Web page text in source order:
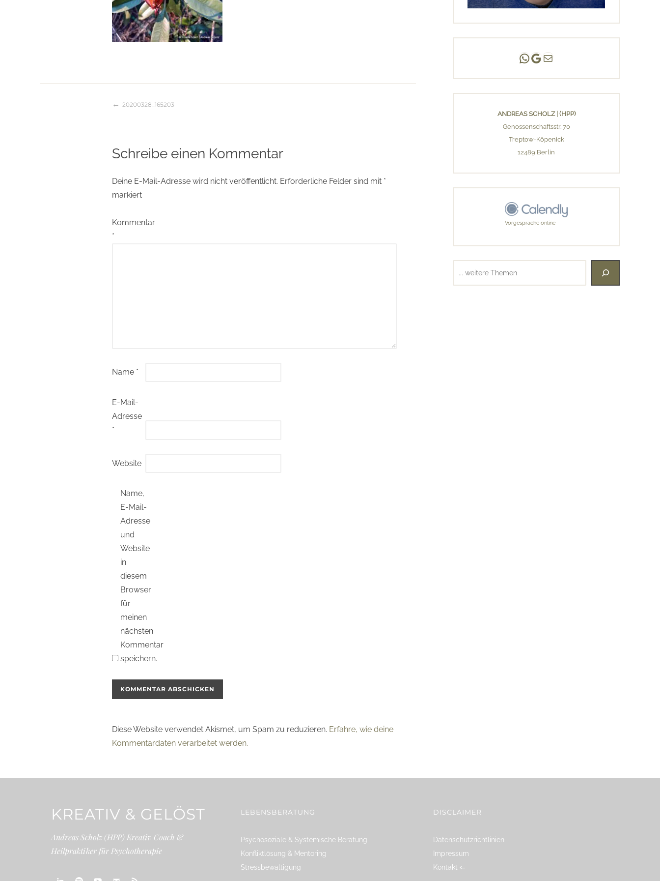
Beitragsnavigation
20200328_165203
Schreibe einen Kommentar
Deine E-Mail-Adresse wird nicht veröffentlicht. Erforderliche Felder sind mit *
markiert
Kommentar
*
Name *
E-Mail-
Adresse
*
Website
Name,
E-Mail-
Adresse
und
Website
in
diesem
Browser
für
meinen
nächsten
Kommentar
speichern.
Diese Website verwendet Akismet, um Spam zu reduzieren. Erfahre, wie deine
Kommentardaten verarbeitet werden.
Andreas Scholz | (HPP)
Praxis Adlershof
E-Mail an mich ...
ANDREAS SCHOLZ | (HPP)
Genossenschaftsstr. 70
Treptow-Köpenick
12489 Berlin
Vorgespräche online
KREATIV & GELÖST
Andreas Scholz (HPP) Kreativ Coach &
Heilpraktiker für Psychotherapie
LEBENSBERATUNG
Psychosoziale & Systemische Beratung
Konfliktlösung & Mentoring
Stressbewältigung
DISCLAIMER
Datenschutzrichtlinien
Impressum
Kontakt ⇐